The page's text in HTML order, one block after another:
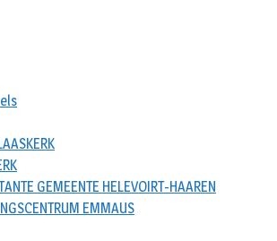
GEMEENTE HELEVOIRT-HAAREN
EMMAUS